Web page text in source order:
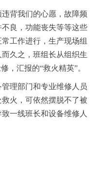
背我们的心愿，故障频
良，功能丧失等等这些
工作进行，生产现场组
久之，班组长从组织生
，汇报的“救火精英”。
理部门和专业维修人员
火，可依然摆脱不了被
一线班长和设备维修人